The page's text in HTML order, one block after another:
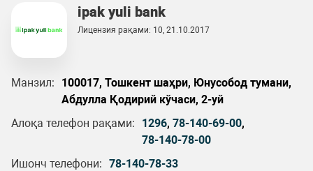
ipak yuli bank
Лицензия рақами: 10, 21.10.2017
Манзил:
100017, Тошкент шаҳри, Юнусобод тумани,
Абдулла Қодирий кўчаси, 2-уй
Алоқа телефон рақами:
1296, 78-140-69-00,
78-140-78-00
Ишонч телефони: 78-140-78-33